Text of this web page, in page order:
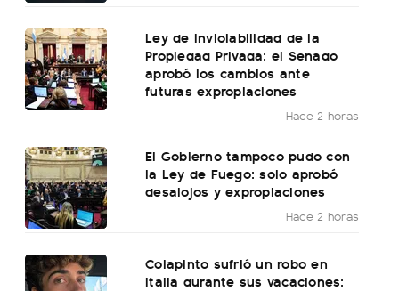
Ley de Inviolabilidad de la
Propiedad Privada: el Senado
aprobó los cambios ante
futuras expropiaciones
Hace 2 horas
El Gobierno tampoco pudo con
la Ley de Fuego: solo aprobó
desalojos y expropiaciones
Hace 2 horas
Colapinto sufrió un robo en
Italia durante sus vacaciones: